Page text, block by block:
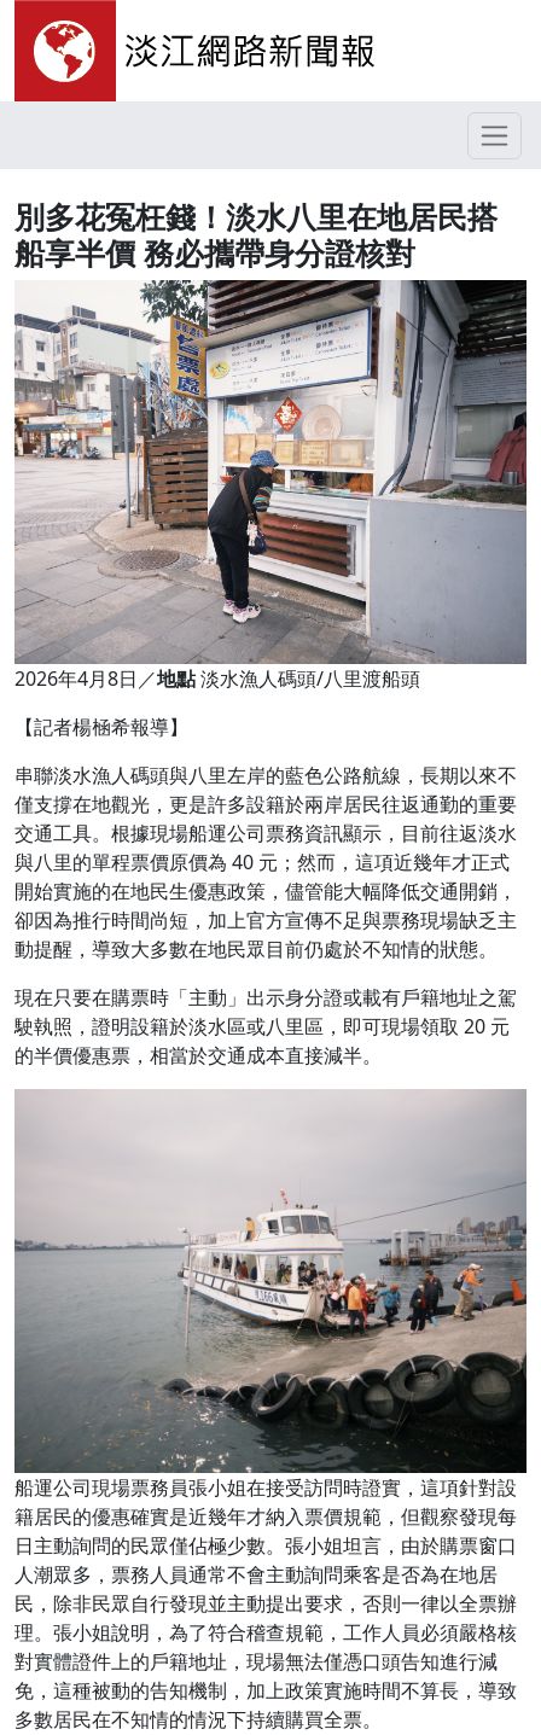
別多花冤枉錢！淡水八里在地居民搭
船享半價 務必攜帶身分證核對
2026年4月8日／地點淡水漁人碼頭/八里渡船頭
【記者楊㮀希報導】
串聯淡水漁人碼頭與八里左岸的藍色公路航線，長期以來不
僅支撐在地觀光，更是許多設籍於兩岸居民往返通勤的重要
交通工具。根據現場船運公司票務資訊顯示，目前往返淡水
與八里的單程票價原價為 40 元；然而，這項近幾年才正式
開始實施的在地民生優惠政策，儘管能大幅降低交通開銷，
卻因為推行時間尚短，加上官方宣傳不足與票務現場缺乏主
動提醒，導致大多數在地民眾目前仍處於不知情的狀態。
現在只要在購票時「主動」出示身分證或載有戶籍地址之駕
駛執照，證明設籍於淡水區或八里區，即可現場領取 20 元
的半價優惠票，相當於交通成本直接減半。
船運公司現場票務員張小姐在接受訪問時證實，這項針對設
籍居民的優惠確實是近幾年才納入票價規範，但觀察發現每
日主動詢問的民眾僅佔極少數。張小姐坦言，由於購票窗口
人潮眾多，票務人員通常不會主動詢問乘客是否為在地居
民，除非民眾自行發現並主動提出要求，否則一律以全票辦
理。張小姐說明，為了符合稽查規範，工作人員必須嚴格核
對實體證件上的戶籍地址，現場無法僅憑口頭告知進行減
免，這種被動的告知機制，加上政策實施時間不算長，導致
多數居民在不知情的情況下持續購買全票。